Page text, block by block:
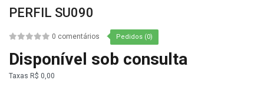
PERFIL SU090
0 comentários Pedidos (0)
Disponível sob consulta
Taxas R$ 0,00